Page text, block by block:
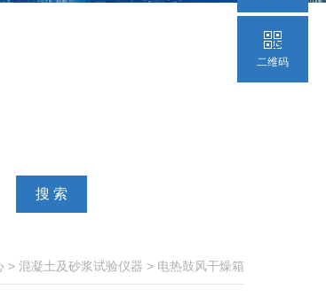
> 混凝土及砂浆试验仪器 > 电热鼓风干燥箱
二维码